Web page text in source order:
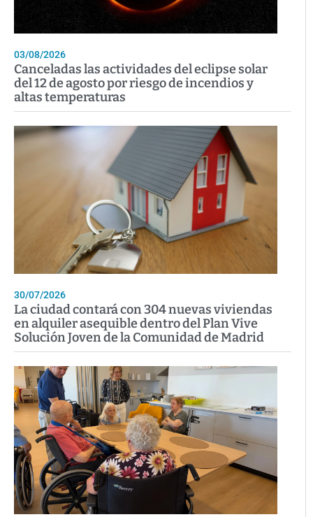
03/08/2026
Canceladas las actividades del eclipse solar
del 12 de agosto por riesgo de incendios y
altas temperaturas
30/07/2026
La ciudad contará con 304 nuevas viviendas
en alquiler asequible dentro del Plan Vive
Solución Joven de la Comunidad de Madrid